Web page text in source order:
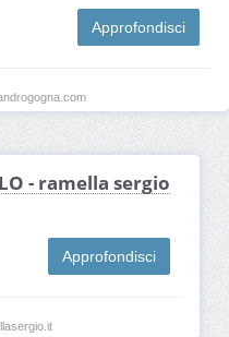
Approfondisci
- ramella sergio
Approfondisci